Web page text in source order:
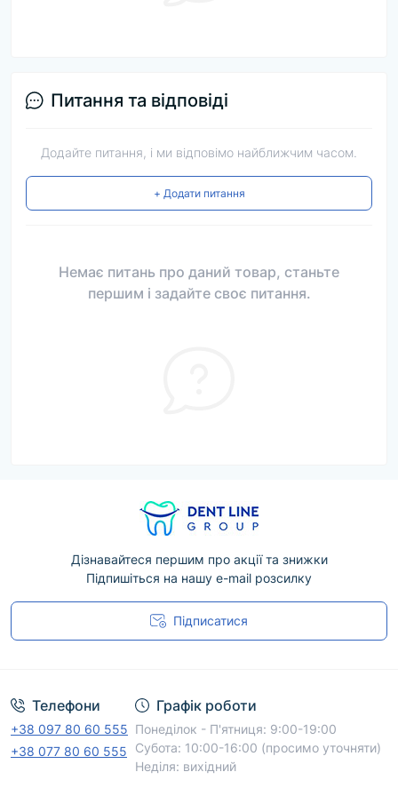
Питання та відповіді
Додайте питання, і ми відповімо найближчим часом.
+ Додати питання
Немає питань про даний товар, станьте
першим і задайте своє питання.
Дізнавайтеся першим про акції та знижки
Підпишіться на нашу e-mail розсилку
Підписатися
Телефони
+38 097 80 60 555
+38 077 80 60 555
Графік роботи
Понеділок - П'ятниця: 9:00-19:00
Субота: 10:00-16:00 (просимо уточняти)
Неділя: вихідний